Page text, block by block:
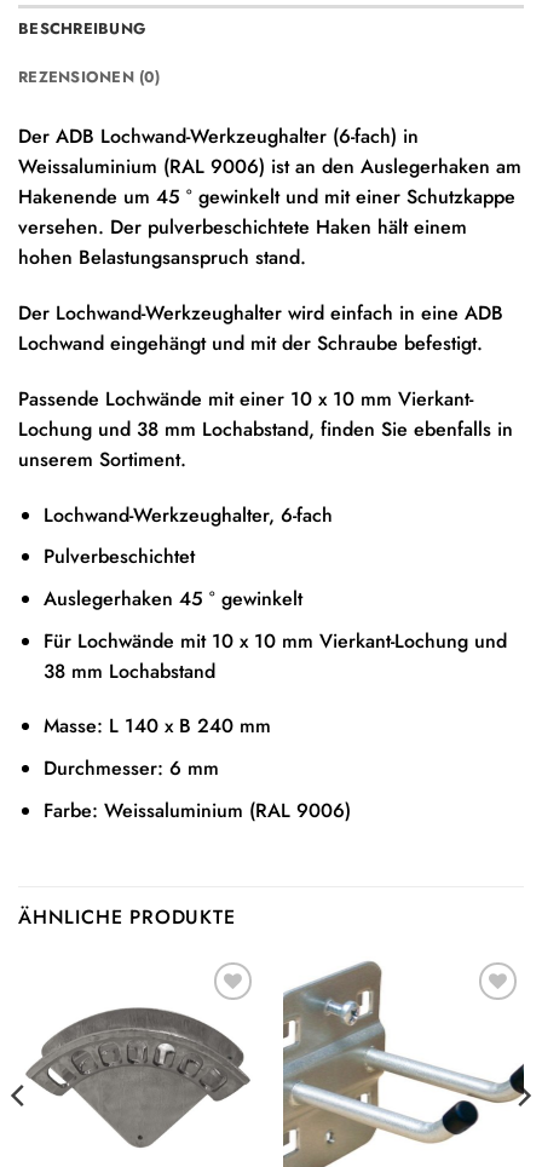
BESCHREIBUNG
REZENSIONEN (0)
Der ADB Lochwand-Werkzeughalter (6-fach) in
Weissaluminium (RAL 9006) ist an den Auslegerhaken am
Hakenende um 45 ° gewinkelt und mit einer Schutzkappe
versehen. Der pulverbeschichtete Haken hält einem
hohen Belastungsanspruch stand.
Der Lochwand-Werkzeughalter wird einfach in eine ADB
Lochwand eingehängt und mit der Schraube befestigt.
Passende Lochwände mit einer 10 x 10 mm Vierkant-
Lochung und 38 mm Lochabstand, finden Sie ebenfalls in
unserem Sortiment.
Lochwand-Werkzeughalter, 6-fach
Pulverbeschichtet
Auslegerhaken 45 ° gewinkelt
Für Lochwände mit 10 x 10 mm Vierkant-Lochung und
38 mm Lochabstand
Masse: L 140 x B 240 mm
Durchmesser: 6 mm
Farbe: Weissaluminium (RAL 9006)
ÄHNLICHE PRODUKTE
Auf die
Wunschliste